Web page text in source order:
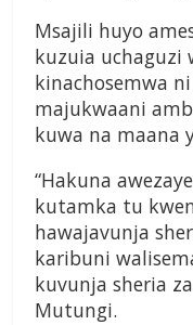
Msajili huyo
kuzuia uchaguzi
kinachosemwa
majukwaani
kuwa na maana
“Hakuna
kutamka tu
hawajavunja
karibuni
kuvunja sheria
Mutungi.